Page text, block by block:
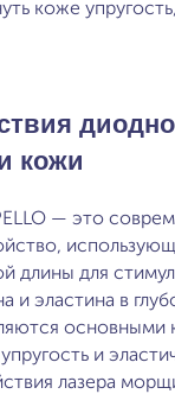
коже
кожи
— это
длины для
и эластина в
основными
и
лазера